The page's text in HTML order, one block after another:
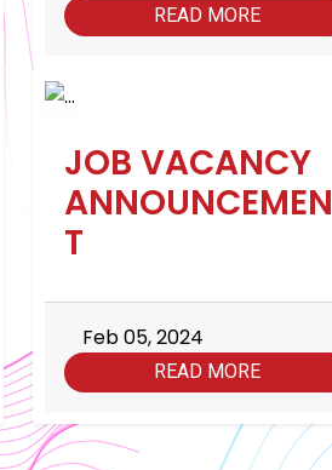
READ MORE
JOB VACANCY
ANNOUNCEMEN
T
Feb 05, 2024
READ MORE